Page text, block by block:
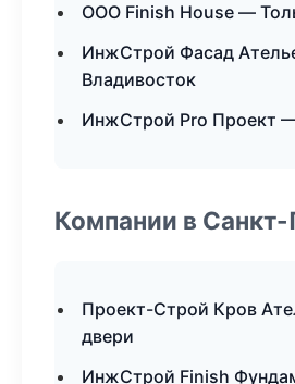
ООО Finish House —
ИнжСтрой Фасад
Владивосток
ИнжСтрой Pro Проект
Компании в Санкт-
Проект-Строй Кров
двери
ИнжСтрой Finish